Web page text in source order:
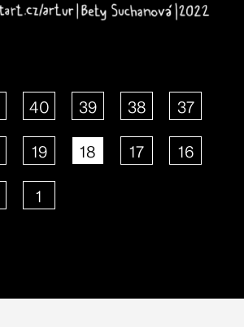
40 39 38 37
19 18 17 16
1